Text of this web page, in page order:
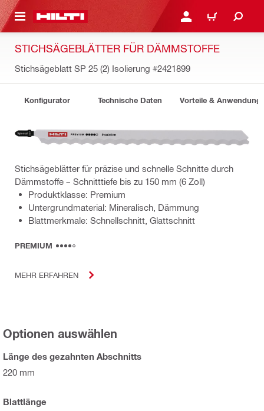
ANMELDEN ODER
WARENKORB
STICHSÄGEBLÄTTER FÜR DÄMMSTOFFE
Stichsägeblatt SP 25 (2) Isolierung #2421899
Konfigurator Technische Daten Vorteile &
Stichsägeblätter für präzise und schnelle Schnitte durch
Dämmstoffe – Schnitttiefe bis zu 150 mm (6 Zoll)
Produktklasse: Premium
Untergrundmaterial: Mineralisch, Dämmung
Blattmerkmale: Schnellschnitt, Glattschnitt
PREMIUM
MEHR ERFAHREN
Optionen auswählen
Länge des gezahnten Abschnitts
220 mm
Blattlänge